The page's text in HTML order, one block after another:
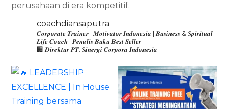
perusahaan di era kompetitif.
coachdiansaputra
𝑪𝒐𝒓𝒑𝒐𝒓𝒂𝒕𝒆 𝑻𝒓𝒂𝒊𝒏𝒆𝒓 | 𝑴𝒐𝒕𝒊𝒗𝒂𝒕𝒐𝒓 𝑰𝒏𝒅𝒐𝒏𝒆𝒔𝒊𝒂 | 𝑩𝒖𝒔𝒊𝒏𝒆𝒔𝒔 & 𝑺𝒑𝒊𝒓𝒊𝒕𝒖𝒂𝒍
𝑳𝒊𝒇𝒆 𝑪𝒐𝒂𝒄𝒉 | 𝑷𝒆𝒏𝒖𝒍𝒊𝒔 𝑩𝒖𝒌𝒖 𝑩𝒆𝒔𝒕 𝑺𝒆𝒍𝒍𝒆𝒓
🏢 𝑫𝒊𝒓𝒆𝒌𝒕𝒖𝒓 𝑷𝑻. 𝑺𝒊𝒏𝒆𝒓𝒈𝒊 𝑪𝒐𝒓𝒑𝒐𝒓𝒂 𝑰𝒏𝒅𝒐𝒏𝒆𝒔𝒊𝒂